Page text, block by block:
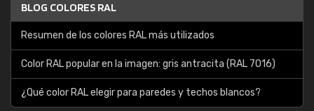
BLOG COLORES RAL
Resumen de los colores RAL más utilizados
Color RAL popular en la imagen: gris antracita (RAL 7016)
¿Qué color RAL elegir para paredes y techos blancos?